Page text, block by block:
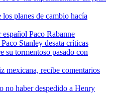
planes de cambio hacía
Paco Rabanne
Stanley desata críticas
su tormentoso pasado con
mexicana, recibe comentarios
no haber despedido a Henry